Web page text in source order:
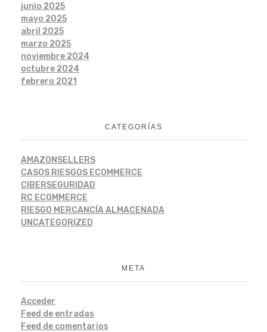
junio 2025
mayo 2025
abril 2025
marzo 2025
noviembre 2024
octubre 2024
febrero 2021
CATEGORÍAS
AMAZONSELLERS
CASOS RIESGOS ECOMMERCE
CIBERSEGURIDAD
RC ECOMMERCE
RIESGO MERCANCÍA ALMACENADA
UNCATEGORIZED
META
Acceder
Feed de entradas
Feed de comentarios